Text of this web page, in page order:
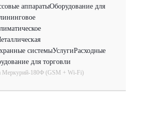
аппаратыОборудование для
системыУслугиРасходные
для торговли
Меркурий-180Ф (GSM + Wi-Fi)